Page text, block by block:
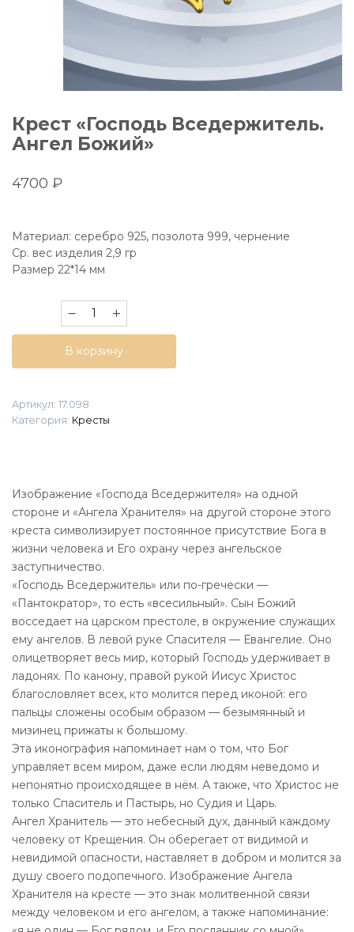
Крест «Господь Вседержитель.
Ангел Божий»
4700 ₽
Материал: серебро 925, позолота 999, чернение
Ср. вес изделия 2,9 гр
Размер 22*14 мм
Количество
товара
«Господь
Божий»
В корзину
Артикул: 17.098
Категория: Кресты
Изображение «Господа Вседержителя» на одной
стороне и «Ангела Хранителя» на другой стороне этого
креста символизирует постоянное присутствие Бога в
жизни человека и Его охрану через ангельское
заступничество.
«Господь Вседержитель» или по-гречески —
«Пантократор», то есть «всесильный». Сын Божий
восседает на царском престоле, в окружение служащих
ему ангелов. В левой руке Спасителя — Евангелие. Оно
олицетворяет весь мир, который Господь удерживает в
ладонях. По канону, правой рукой Иисус Христос
благословляет всех, кто молится перед иконой: его
пальцы сложены особым образом — безымянный и
мизинец прижаты к большому.
Эта иконография напоминает нам о том, что Бог
управляет всем миром, даже если людям неведомо и
непонятно происходящее в нём. А также, что Христос не
только Спаситель и Пастырь, но Судия и Царь.
Ангел Хранитель — это небесный дух, данный каждому
человеку от Крещения. Он оберегает от видимой и
невидимой опасности, наставляет в добром и молится за
душу своего подопечного. Изображение Ангела
Хранителя на кресте — это знак молитвенной связи
между человеком и его ангелом, а также напоминание: